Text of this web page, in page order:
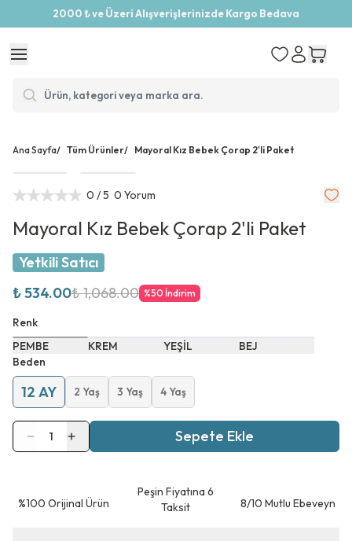
2000 ₺ ve Üzeri Alışverişlerinizde Kargo Bedava
Ana Sayfa/ Tüm Ürünler/ Mayoral Kız Bebek Çorap 2'li Paket
0 / 5 0 Yorum
Mayoral Kız Bebek Çorap 2'li Paket
Yetkili Satıcı
₺ 534.00₺ 1,068.00 %50 İndirim
Renk
PEMBE
KREM YEŞİL
BEJ
Beden
12 AY 2 Yaş 3 Yaş 4 Yaş
1 Sepete Ekle
⁠%100 Orijinal Ürün
Peşin Fiyatına 6
Taksit
8/10 Mutlu Ebeveyn